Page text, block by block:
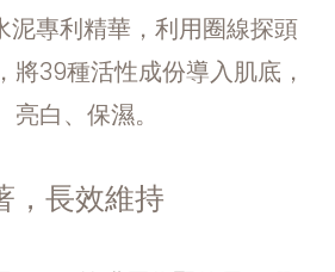
泥專利精華，利用圈線探頭
將39種活性成份導入肌底，
白、保濕。
，長效維持